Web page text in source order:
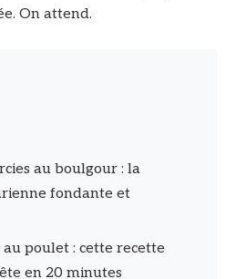
On attend.
au boulgour : la
fondante et
poulet : cette recette
en 20 minutes